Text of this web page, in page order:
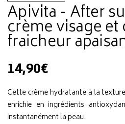
Apivita - After
crème visage
fraicheur
14,90€
Cette crème hydratante à la
enrichie en ingrédients
instantanément la peau.